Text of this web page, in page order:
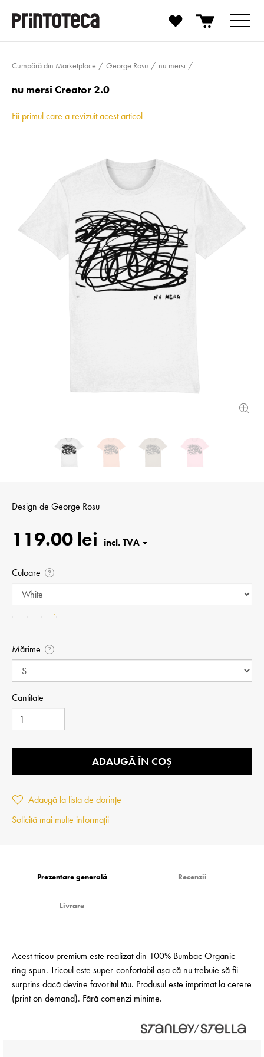
Cumpără din Marketplace George Rosu nu mersi
nu mersi Creator 2.0
Fii primul care a revizuit acest articol
Design de George Rosu
119.00 lei
Culoare ?
Mărime ?
Cantitate
ADAUGĂ ÎN COȘ
Adaugă la lista de dorințe
Solicită mai multe informații
Prezentare generală Recenzii
Livrare
Acest tricou premium este realizat din 100% Bumbac Organic
ring-spun. Tricoul este super-confortabil așa că nu trebuie să fii
surprins dacă devine favoritul tău. Produsul este imprimat la cerere
(print on demand). Fără comenzi minime.